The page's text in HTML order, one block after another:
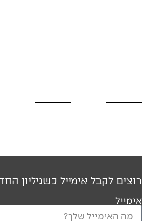
רוצים לקבל אימייל כשגיליון
אימייל